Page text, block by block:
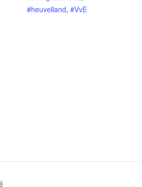
#heuvelland,#VvE